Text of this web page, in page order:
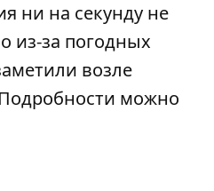
ни на секунду не
из-за погодных
возле
можно